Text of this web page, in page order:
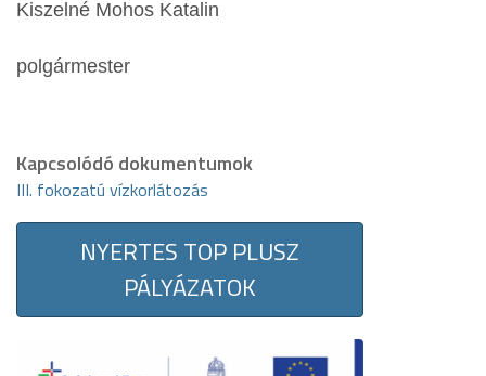
Kiszelné Mohos Katalin
polgármester
Kapcsolódó dokumentumok
III. fokozatú vízkorlátozás
NYERTES TOP PLUSZ
PÁLYÁZATOK